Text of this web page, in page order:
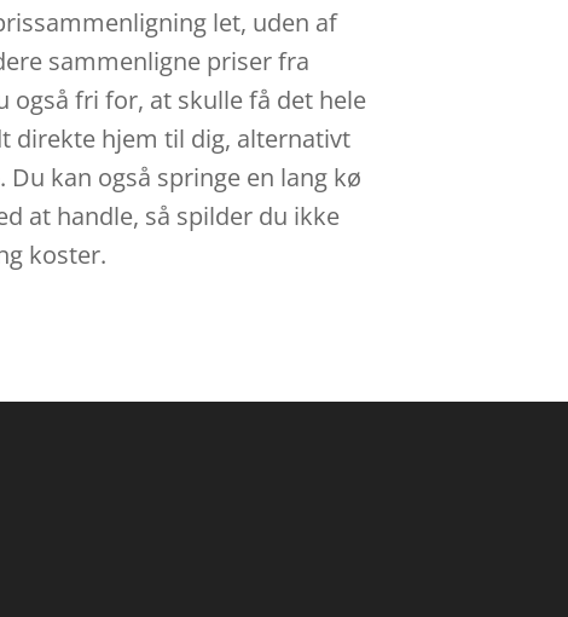
let, uden af
sammenligne priser fra
også fri for, at skulle få det hele
direkte hjem til dig, alternativt
kan også springe en lang kø
at handle, så spilder du ikke
koster.